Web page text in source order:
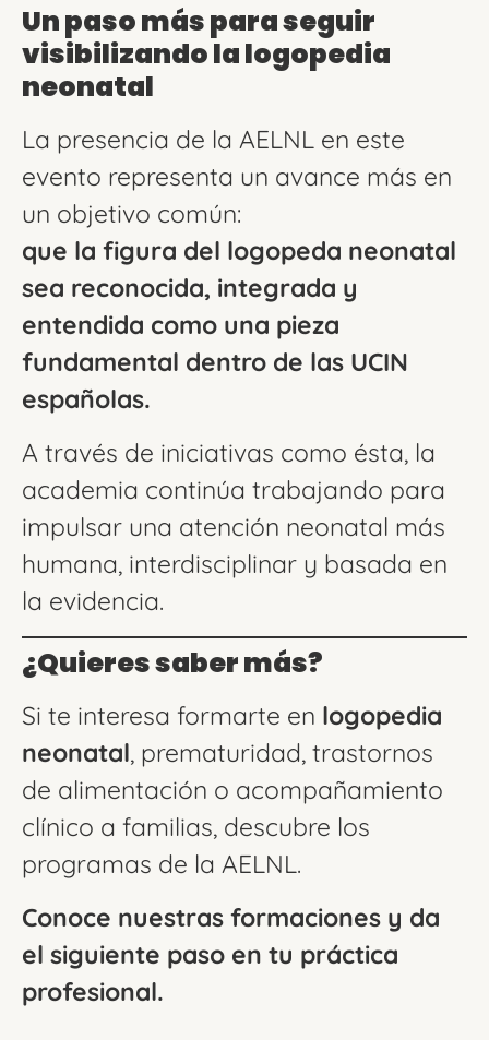
Un paso más para seguir
visibilizando la logopedia
neonatal
La presencia de la AELNL en este
evento representa un avance más en
un objetivo común:
que la figura del logopeda neonatal
sea reconocida, integrada y
entendida como una pieza
fundamental dentro de las UCIN
españolas.
A través de iniciativas como ésta, la
academia continúa trabajando para
impulsar una atención neonatal más
humana, interdisciplinar y basada en
la evidencia.
¿Quieres saber más?
Si te interesa formarte en logopedia
neonatal, prematuridad, trastornos
de alimentación o acompañamiento
clínico a familias, descubre los
programas de la AELNL.
Conoce nuestras formaciones y da
el siguiente paso en tu práctica
profesional.